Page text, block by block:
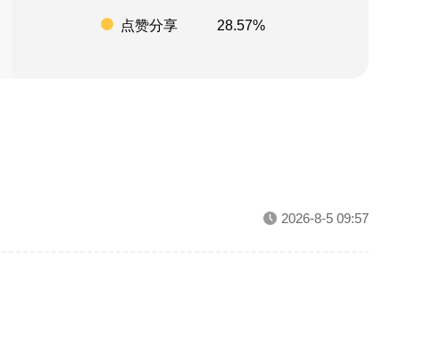
点赞分享 28.57%
2026-8-5 09:57